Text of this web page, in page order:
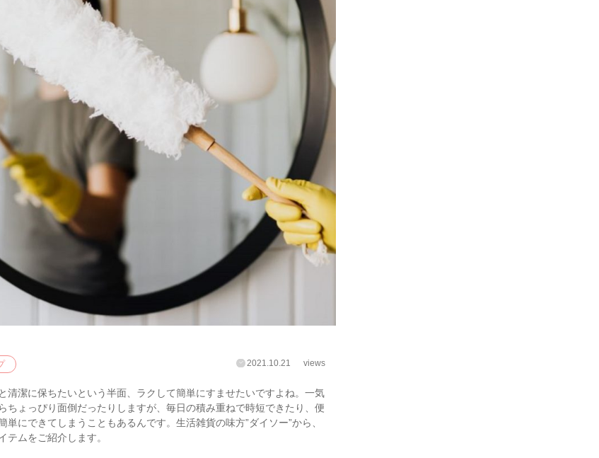
2021.10.21 views
清潔に保ちたいという半面、ラクして簡単にすませたいですよね。一気
ちょっぴり面倒だったりしますが、毎日の積み重ねで時短できたり、便
単にできてしまうこともあるんです。生活雑貨の味方”ダイソー”から、
テムをご紹介します。